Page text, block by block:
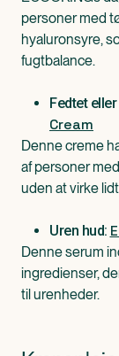
personer med
hyaluronsyre,
fugtbalance.
Fedtet
Cream
Denne creme
af personer
uden at virke
Uren hud:
Denne serum
ingredienser,
til urenheder.